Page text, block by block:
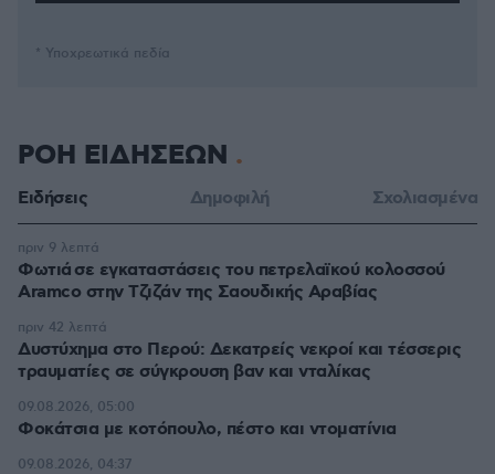
* Υποχρεωτικά πεδία
ΡΟΗ ΕΙΔΗΣΕΩΝ
Ειδήσεις Δημοφιλή Σχολιασμένα
Φωτιά σε εγκαταστάσεις του πετρελαϊκού κολοσσού
Aramco στην Τζιζάν της Σαουδικής Αραβίας
πριν 9 λεπτά
Δυστύχημα στο Περού: Δεκατρείς νεκροί και τέσσερις
τραυματίες σε σύγκρουση βαν και νταλίκας
πριν 42 λεπτά
Φοκάτσια με κοτόπουλο, πέστο και ντοματίνια
09.08.2026, 05:00
09.08.2026, 04:37